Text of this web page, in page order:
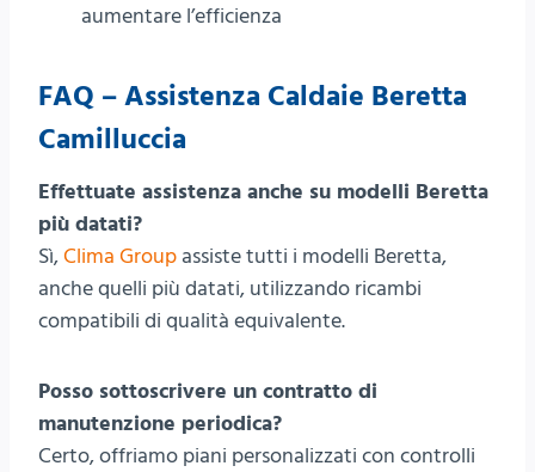
aumentare l’efficienza
FAQ – Assistenza Caldaie Beretta
Camilluccia
Effettuate assistenza anche su modelli Beretta
più datati?
Sì,Clima Group assiste tutti i modelli Beretta,
anche quelli più datati, utilizzando ricambi
compatibili di qualità equivalente.
Posso sottoscrivere un contratto di
manutenzione periodica?
Certo, offriamo piani personalizzati con controlli